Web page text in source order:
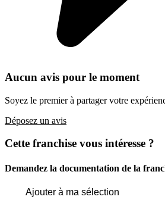
Aucun avis pour le moment
Soyez le premier à partager votre
Déposez un avis
Cette franchise vous intéresse ?
Demandez la documentation de la
Ajouter à ma sélection